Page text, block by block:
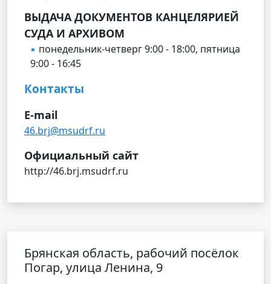
ВЫДАЧА ДОКУМЕНТОВ КАНЦЕЛЯРИЕЙ
СУДА И АРХИВОМ
понедельник-четверг 9:00 - 18:00, пятница
9:00 - 16:45
Контакты
E-mail
46.brj@msudrf.ru
Официальный сайт
http://46.brj.msudrf.ru
Брянская область, рабочий посёлок
Погар, улица Ленина, 9